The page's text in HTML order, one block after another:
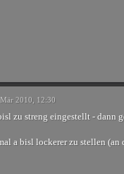
2010, 12:30
zu streng eingestellt - dann
a bisl lockerer zu stellen (an